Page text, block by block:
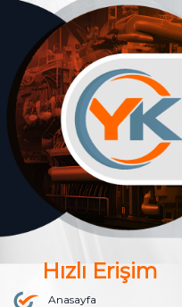
Hızlı Erişim
Anasayfa